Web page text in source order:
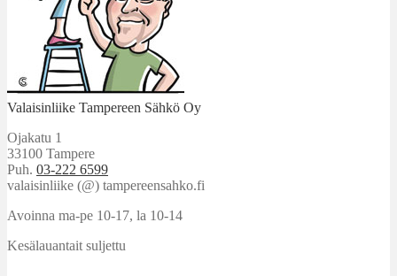
Valaisinliike Tampereen Sähkö Oy
Ojakatu 1
33100 Tampere
Puh. 03-222 6599
valaisinliike (@) tampereensahko.fi
Avoinna ma-pe 10-17, la 10-14
Kesälauantait suljettu